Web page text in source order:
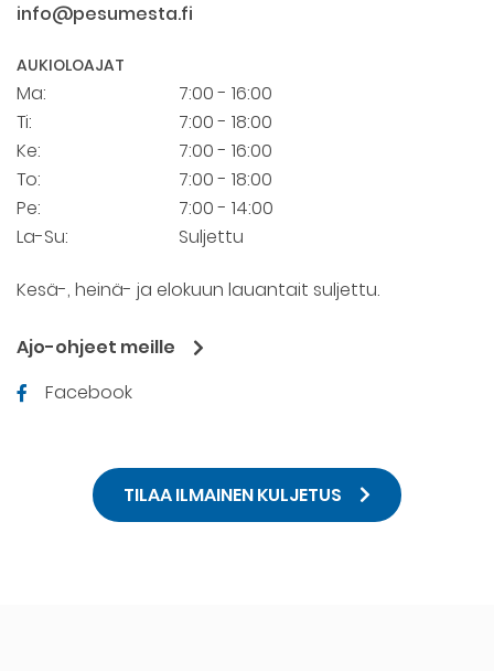
info@pesumesta.fi
AUKIOLOAJAT
Ma:
7:00 - 16:00
Ti:
7:00 - 18:00
Ke:
7:00 - 16:00
To:
7:00 - 18:00
Pe:
7:00 - 14:00
La-Su:
Suljettu
Kesä-, heinä- ja elokuun lauantait suljettu.
Ajo-ohjeet meille
Facebook
TILAA ILMAINEN KULJETUS